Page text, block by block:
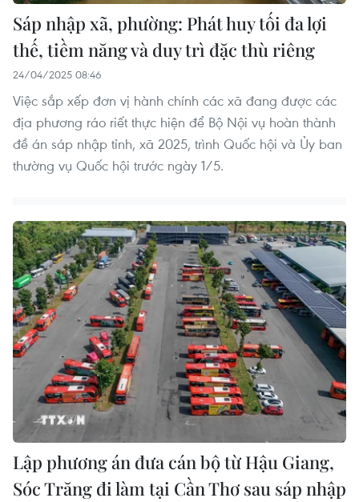
Sáp nhập xã, phường: Phát huy tối đa lợi
thế, tiềm năng và duy trì đặc thù riêng
24/04/2025 08:46
Việc sắp xếp đơn vị hành chính các xã đang được các
địa phương ráo riết thực hiện để Bộ Nội vụ hoàn thành
đề án sáp nhập tỉnh, xã 2025, trình Quốc hội và Ủy ban
thường vụ Quốc hội trước ngày 1/5.
Lập phương án đưa cán bộ từ Hậu Giang,
Sóc Trăng đi làm tại Cần Thơ sau sáp nhập